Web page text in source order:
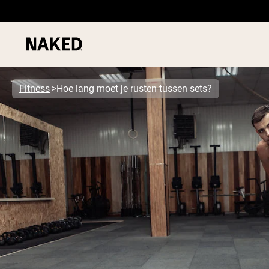
Populaire Zoektermen
”Protein Powder“
”Overnight Oats“
”Vegan protein“
”Collagen“
”Micellar Casein“
PROTEIN
Fitness Hoe lang moet je rusten tussen sets?